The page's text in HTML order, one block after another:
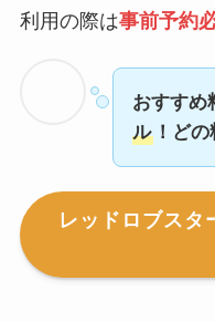
利用の際は事前予約
おすすめ
ル！どの
レッドロブスタ